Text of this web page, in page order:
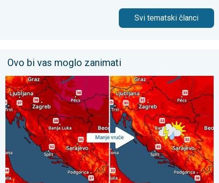
Svi tematski članci
Ovo bi vas moglo zanimati
Bliži se osvježenje s pljuskovima. Četvrtak vrlo vruć. . .